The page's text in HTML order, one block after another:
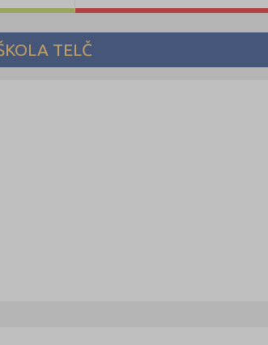
TELČ